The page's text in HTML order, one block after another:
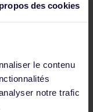
des cookies
le contenu
notre trafic